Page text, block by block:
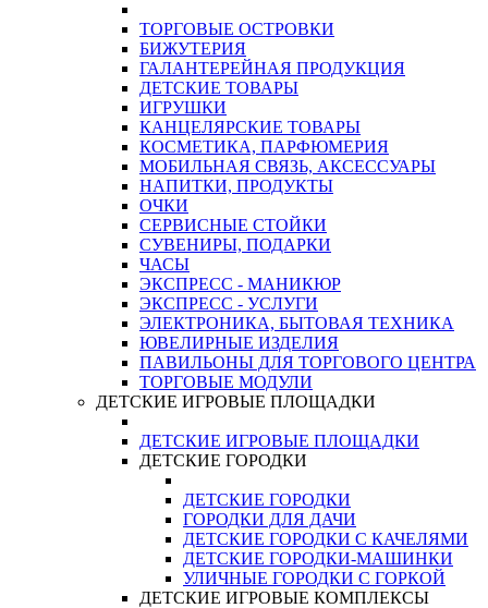
ТОРГОВЫЕ ОСТРОВКИ
БИЖУТЕРИЯ
ГАЛАНТЕРЕЙНАЯ ПРОДУКЦИЯ
ДЕТСКИЕ ТОВАРЫ
ИГРУШКИ
КАНЦЕЛЯРСКИЕ ТОВАРЫ
КОСМЕТИКА, ПАРФЮМЕРИЯ
МОБИЛЬНАЯ СВЯЗЬ, АКСЕССУАРЫ
НАПИТКИ, ПРОДУКТЫ
ОЧКИ
СЕРВИСНЫЕ СТОЙКИ
СУВЕНИРЫ, ПОДАРКИ
ЧАСЫ
ЭКСПРЕСС - МАНИКЮР
ЭКСПРЕСС - УСЛУГИ
ЭЛЕКТРОНИКА, БЫТОВАЯ ТЕХНИКА
ЮВЕЛИРНЫЕ ИЗДЕЛИЯ
ПАВИЛЬОНЫ ДЛЯ ТОРГОВОГО ЦЕНТРА
ТОРГОВЫЕ МОДУЛИ
ДЕТСКИЕ ИГРОВЫЕ ПЛОЩАДКИ
ДЕТСКИЕ ИГРОВЫЕ ПЛОЩАДКИ
ДЕТСКИЕ ГОРОДКИ
ДЕТСКИЕ ГОРОДКИ
ГОРОДКИ ДЛЯ ДАЧИ
ДЕТСКИЕ ГОРОДКИ С КАЧЕЛЯМИ
ДЕТСКИЕ ГОРОДКИ-МАШИНКИ
УЛИЧНЫЕ ГОРОДКИ С ГОРКОЙ
ДЕТСКИЕ ИГРОВЫЕ КОМПЛЕКСЫ